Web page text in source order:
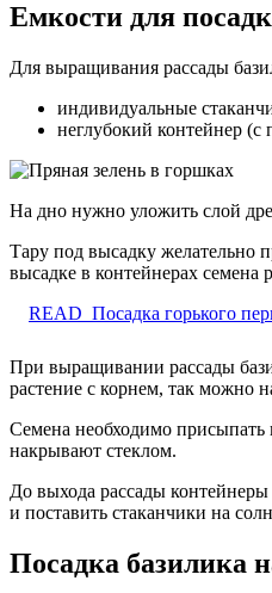
Емкости для
Для выращивания рассады
индивидуальные
неглубокий контейнер (с
На дно нужно уложить слой
Тару под высадку желательно
высадке в контейнерах
READ Посадка горького
При выращивании рассады
растение с корнем, так можно
Семена необходимо присыпать
накрывают стеклом.
До выхода рассады
и поставить стаканчики на
Посадка базилика